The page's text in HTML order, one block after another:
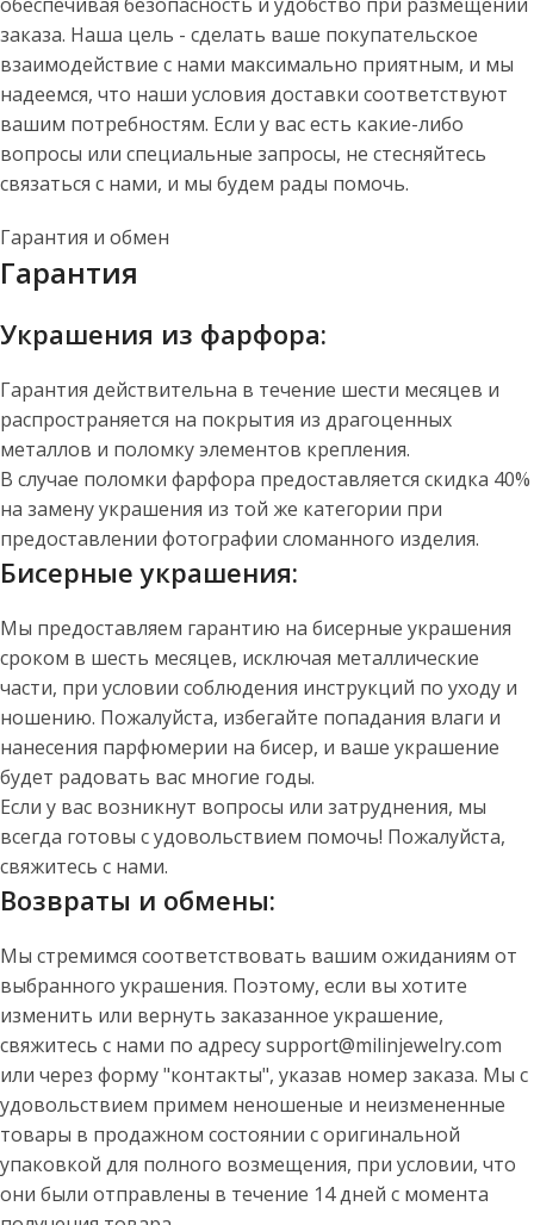
обеспечивая безопасность и удобство при размещении
заказа. Наша цель - сделать ваше покупательское
взаимодействие с нами максимально приятным, и мы
надеемся, что наши условия доставки соответствуют
вашим потребностям. Если у вас есть какие-либо
вопросы или специальные запросы, не стесняйтесь
связаться с нами, и мы будем рады помочь.
Гарантия и обмен
Гарантия
Украшения из фарфора:
Гарантия действительна в течение шести месяцев и
распространяется на покрытия из драгоценных
металлов и поломку элементов крепления.
В случае поломки фарфора предоставляется скидка 40%
на замену украшения из той же категории при
предоставлении фотографии сломанного изделия.
Бисерные украшения:
Мы предоставляем гарантию на бисерные украшения
сроком в шесть месяцев, исключая металлические
части, при условии соблюдения инструкций по уходу и
ношению. Пожалуйста, избегайте попадания влаги и
нанесения парфюмерии на бисер, и ваше украшение
будет радовать вас многие годы.
Если у вас возникнут вопросы или затруднения, мы
всегда готовы с удовольствием помочь! Пожалуйста,
свяжитесь с нами.
Возвраты и обмены:
Мы стремимся соответствовать вашим ожиданиям от
выбранного украшения. Поэтому, если вы хотите
изменить или вернуть заказанное украшение,
свяжитесь с нами по адресу support@milinjewelry.com
или через форму "контакты", указав номер заказа. Мы с
удовольствием примем неношеные и неизмененные
товары в продажном состоянии с оригинальной
упаковкой для полного возмещения, при условии, что
они были отправлены в течение 14 дней с момента